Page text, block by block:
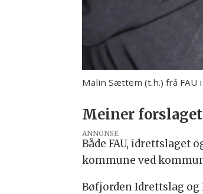
Malin Sættem (t.h.) frå FAU
Meiner
ANNONSE
Både FAU, idrettslaget
kommune ved
Bøfjorden Idrettslag og